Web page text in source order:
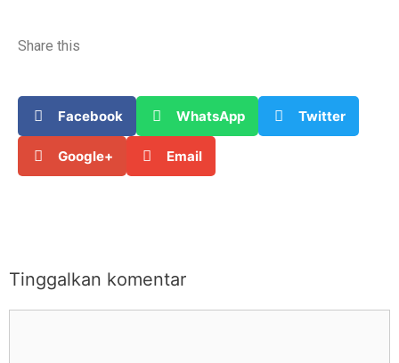
Share this
Facebook WhatsApp Twitter
Google+ Email
Tinggalkan komentar